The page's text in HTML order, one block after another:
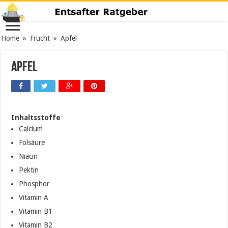
Home » Frucht » Apfel
Apfel
Inhaltsstoffe
Calcium
Folsäure
Niacin
Pektin
Phosphor
Vitamin A
Vitamin B1
Vitamin B2